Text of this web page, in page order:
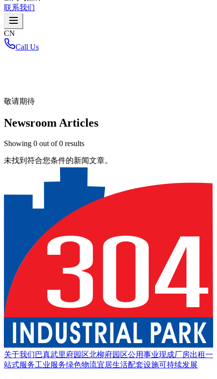
联系我们
CN
Call Us
敬请期待
Newsroom Articles
Showing 0 out of0 results
未找到符合您条件的新闻文章。
关于我们巴真武里府园区北柳府园区公用事业现成厂房出租一
站式服务工业服务绿色物流宜居生活配套设施可持续发展